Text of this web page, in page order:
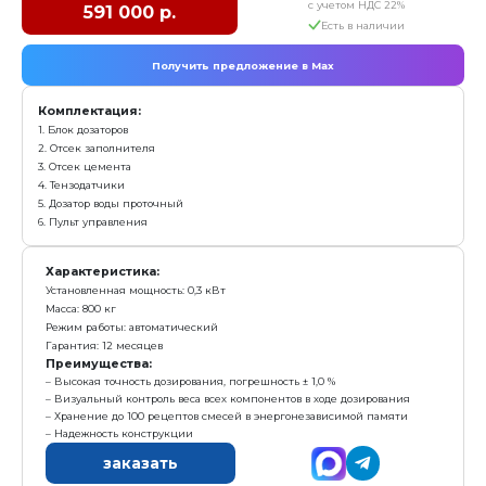
1. Блок дозаторов
2. Отсек заполнителя
3. Отсек цемента
4. Тензодатчики
5. Дозатор воды проточный
Характеристика:
Масса: 185 кг
Гарантия: 12 месяцев
Преимущества:
Отвесы 3-х инертных материалов
Высокая точность дозирования — тензометрия
Три тензодатчика
Простота и надежность конструкции